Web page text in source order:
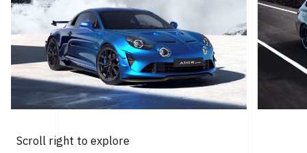
Scroll right to explore